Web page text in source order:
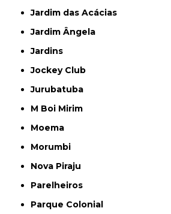
Jardim das Acácias
Jardim Ângela
Jardins
Jockey Club
Jurubatuba
M Boi Mirim
Moema
Morumbi
Nova Piraju
Parelheiros
Parque Colonial